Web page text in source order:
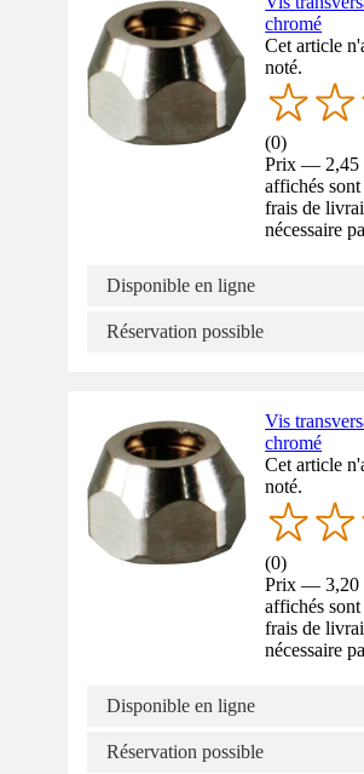
chromé
Cet article
noté.
(0)
Prix — 2,45
affichés
frais de
nécessaire
Disponible en ligne
Réservation possible
Vis
chromé
Cet article
noté.
(0)
Prix — 3,20
affichés
frais de
nécessaire
Disponible en ligne
Réservation possible